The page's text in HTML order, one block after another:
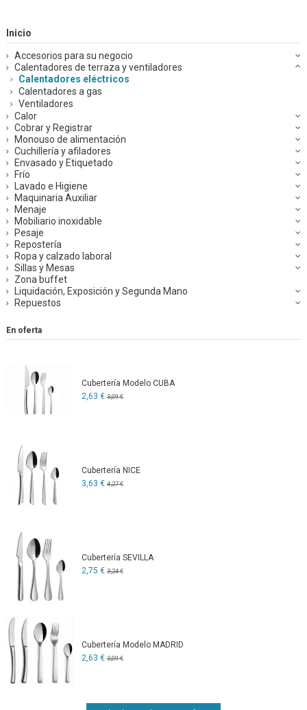
Inicio
Accesorios para su negocio
Calentadores de terraza y ventiladores
Calentadores eléctricos
Calentadores a gas
Ventiladores
Calor
Cobrar y Registrar
Monouso de alimentación
Cuchillería y afiladores
Envasado y Etiquetado
Frío
Lavado e Higiene
Maquinaria Auxiliar
Menaje
Mobiliario inoxidable
Pesaje
Repostería
Ropa y calzado laboral
Sillas y Mesas
Zona buffet
Liquidación, Exposición y Segunda Mano
Repuestos
En oferta
Cubertería Modelo CUBA
2,63 € 3,09 €
Cubertería NICE
3,63 € 4,27 €
Cubertería SEVILLA
2,75 € 3,24 €
Cubertería Modelo MADRID
2,63 € 3,09 €